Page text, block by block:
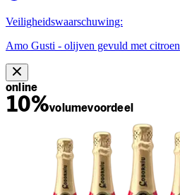
Veiligheidswaarschuwing:
Amo Gusti - olijven gevuld met citroen
online
10%volumevoordeel